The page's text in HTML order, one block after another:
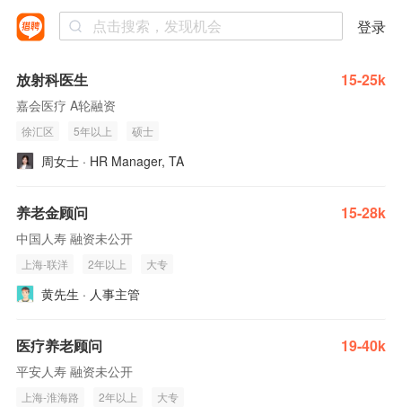
登录
放射科医生 15-25k
嘉会医疗 A轮融资
徐汇区 5年以上 硕士
周女士 · HR Manager, TA
养老金顾问 15-28k
中国人寿 融资未公开
上海-联洋 2年以上 大专
黄先生 · 人事主管
医疗养老顾问 19-40k
平安人寿 融资未公开
上海-淮海路 2年以上 大专